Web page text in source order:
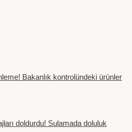
Bakanlık kontrolündeki ürünler
doldurdu! Sulamada doluluk